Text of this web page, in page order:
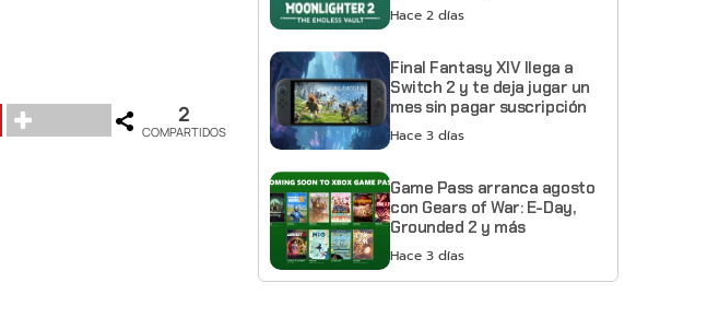
2
COMPARTIDOS
Hace 2 días
Final Fantasy XIV llega a
Switch 2 y te deja jugar un
mes sin pagar suscripción
Hace 3 días
Game Pass arranca agosto
con Gears of War: E-Day,
Grounded 2 y más
Hace 3 días